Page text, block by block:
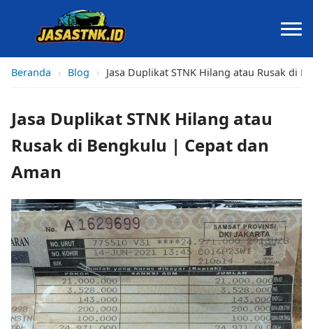
Beranda › Blog › Jasa Duplikat STNK Hilang atau Rusak di
Jasa Duplikat STNK Hilang atau
Rusak di Bengkulu | Cepat dan
Aman